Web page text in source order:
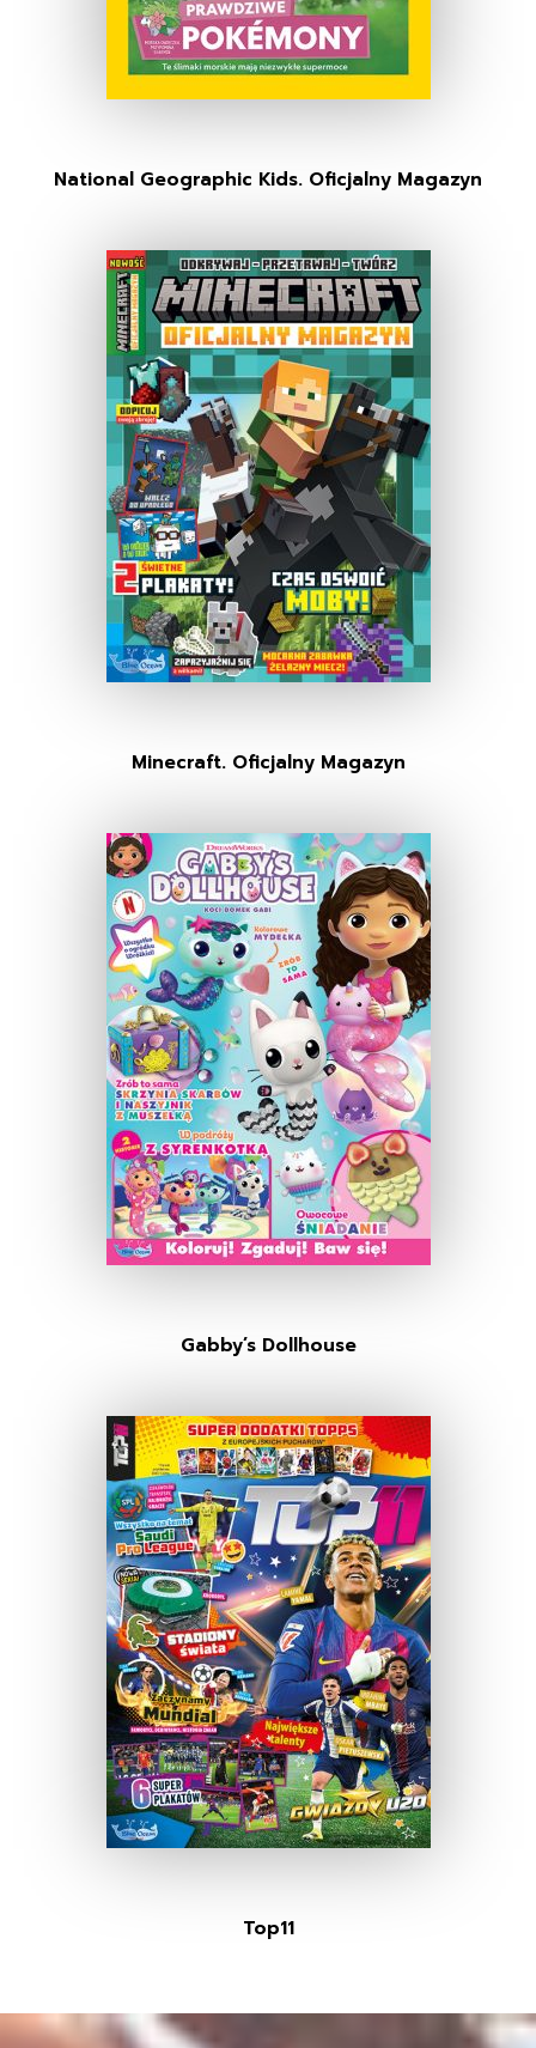
National Geographic Kids. Oficjalny Magazyn
Minecraft. Oficjalny Magazyn
Gabby’s Dollhouse
Top11